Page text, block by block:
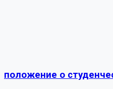
положение о